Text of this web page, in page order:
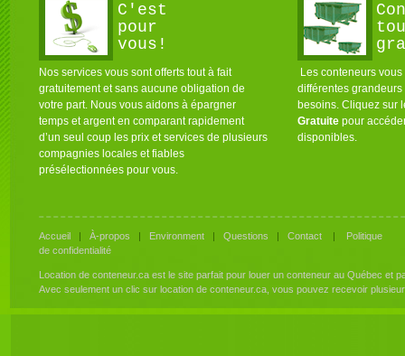
C'est
pour
vous!
Nos services vous sont offerts tout à fait
gratuitement et sans aucune obligation de
votre part. Nous vous aidons à épargner
temps et argent en comparant rapidement
d’un seul coup les prix et services de plusieurs
compagnies locales et fiables
présélectionnées pour vous.
Les conteneurs
différentes grandeurs
besoins. Cliquez sur
Gratuite pour
disponibles.
Accueil | À-propos | Environment | Questions | Contact | Politique
de confidentialité
Location de conteneur.ca est le site parfait pour louer un conteneur au Québec et
Avec seulement un clic sur location de conteneur.ca, vous pouvez recevoir